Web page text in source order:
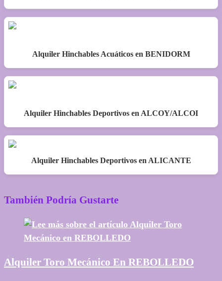
Alquiler Hinchables Acuáticos en BENIDORM
Alquiler Hinchables Deportivos en ALCOY/ALCOI
Alquiler Hinchables Deportivos en ALICANTE
También Podría Gustarte
Alquiler Toro Mecánico En REBOLLEDO